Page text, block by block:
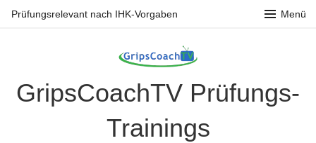
ZumPrüfungsrelevant nach IHK-Vorgaben Menü
GripsCoachTV Prüfungs-
Trainings